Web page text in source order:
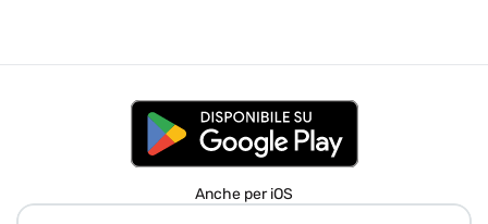
Anche per iOS